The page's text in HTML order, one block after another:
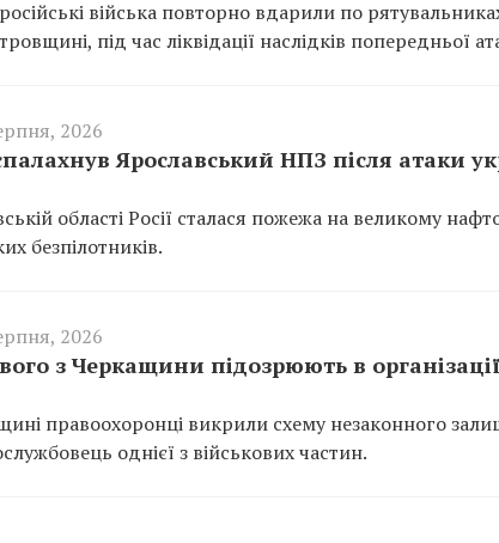
війська повторно вдарили по
під час ліквідації наслідків попередньої
2026
Ярославський НПЗ після атаки
області Росії сталася пожежа на великому
безпілотників.
2026
з Черкащини підозрюють в
правоохоронці викрили схему незаконного
однієї з військових частин.